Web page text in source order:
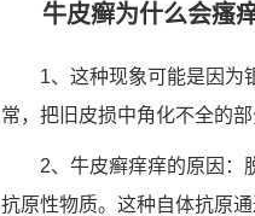
牛皮癣为什么会瘙
1、这种现象可能是因为
常，把旧皮损中角化不全的
2、牛皮癣痒痒的原因：
抗原性物质。这种自体抗原